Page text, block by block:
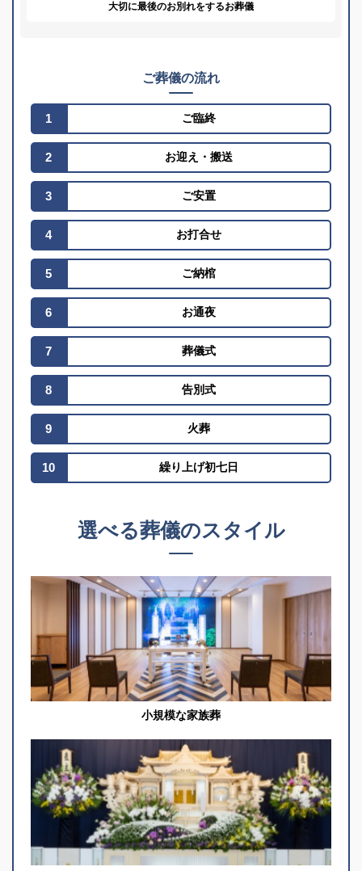
大切に最後のお別れをするお葬儀
ご葬儀の流れ
1 ご臨終
2 お迎え ・搬送
3 ご安置
4 お打合せ
5 ご納棺
6 お通夜
7 葬儀式
8 告別式
9 火葬
10 繰り上げ初七日
選べる葬儀のスタイル
小規模な家族葬